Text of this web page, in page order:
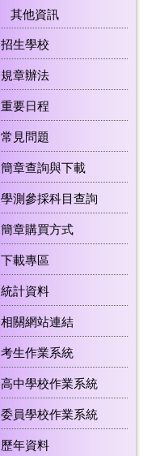
其他資訊
招生學校
規章辦法
重要日程
常見問題
簡章查詢與下載
學測參採科目查詢
簡章購買方式
下載專區
統計資料
相關網站連結
考生作業系統
高中學校作業系統
委員學校作業系統
歷年資料